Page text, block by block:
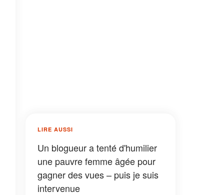
LIRE AUSSI
Un blogueur a tenté d'humilier
une pauvre femme âgée pour
gagner des vues – puis je suis
intervenue